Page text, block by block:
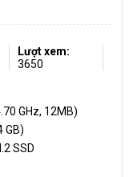
Lượt xem:
3650
GHz, 12MB)
GB)
SSD